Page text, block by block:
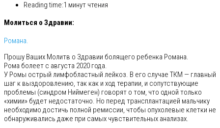
Reading time:1 минут чтения
Молиться о Здравии:
Романа.
Прошу Ваших Молитв о Здравии болящего ребенка Романа.
Рома болеет с августа 2020 года.
У Ромы острый лимфобластный лейкоз. В его случае ТКМ — главный
шаг к выздоровлению, так как и ход терапии, и сопутствующие
проблемы (синдром Ниймеген) говорят о том, что одной только
«химии» будет недостаточно. Но перед трансплантацией мальчику
необходимо достичь полной ремиссии, чтобы опухолевые клетки не
обнаруживались даже при самых чувствительных анализах.